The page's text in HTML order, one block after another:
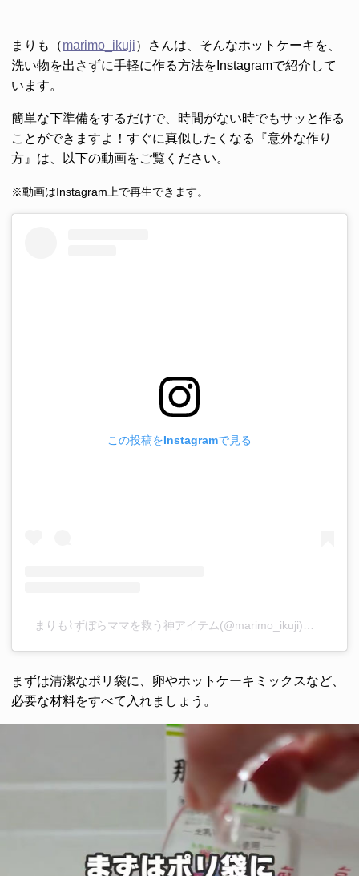
まりも（marimo_ikuji）さんは、そんなホットケーキを、
洗い物を出さずに手軽に作る方法をInstagramで紹介して
います。
簡単な下準備をするだけで、時間がない時でもサッと作る
ことができますよ！すぐに真似したくなる『意外な作り
方』は、以下の動画をご覧ください。
※動画はInstagram上で再生できます。
この投稿をInstagramで見る
まずは清潔なポリ袋に、卵やホットケーキミックスなど、
必要な材料をすべて入れましょう。